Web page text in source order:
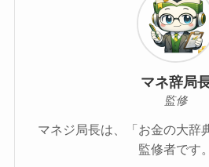
マネ辞局
監修
マネジ局長は、「お金の大辞
監修者です。